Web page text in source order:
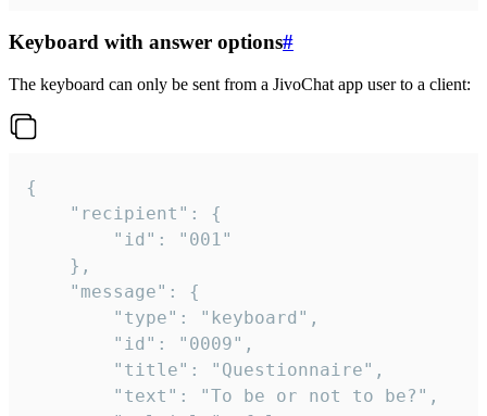
Keyboard with answer options#
The keyboard can only be sent from a JivoChat app user to a client:
{